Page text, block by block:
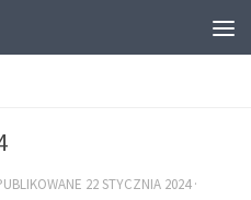
22 STYCZNIA 2024·